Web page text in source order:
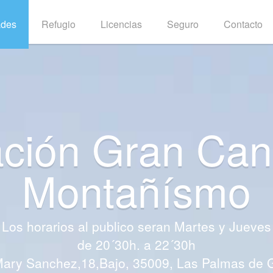
Refugio Licencias Seguro Contacto
Gran
Montañísmo
Los horarios al publico seran Martes y Jueves
de 20´30h. a 22´30h
Sanchez,18,Bajo, 35009, Las Palmas de
además de identificarte como practicante
y la tranquilidad de saber que conlleva un seguro.
para
durante el que se puede federar un
del año anterior hasta el 31 de
del año natural, es decir, desde el 1 de